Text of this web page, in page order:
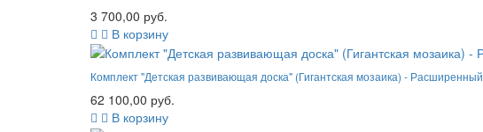
3 700,00 руб.
В корзину
Комплект "Детская развивающая доска" (Гигантская мозаика) - Расширенный
62 100,00 руб.
В корзину